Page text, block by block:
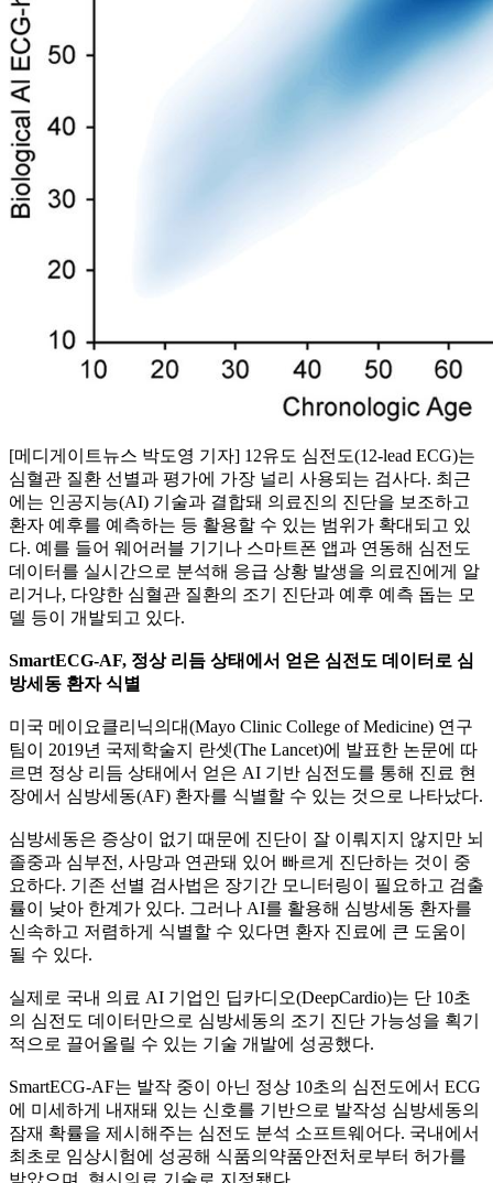
[메디게이트뉴스 박도영 기자] 12유도 심전도(12-lead ECG)는
심혈관 질환 선별과 평가에 가장 널리 사용되는 검사다. 최근
에는 인공지능(AI) 기술과 결합돼 의료진의 진단을 보조하고
환자 예후를 예측하는 등 활용할 수 있는 범위가 확대되고 있
다. 예를 들어 웨어러블 기기나 스마트폰 앱과 연동해 심전도
데이터를 실시간으로 분석해 응급 상황 발생을 의료진에게 알
리거나, 다양한 심혈관 질환의 조기 진단과 예후 예측 돕는 모
델 등이 개발되고 있다.
SmartECG-AF​, 정상 리듬 상태에서 얻은 심전도 데이터로 심
방세동 환자 식별
미국 메이요클리닉의대(Mayo Clinic College of Medicine) 연구
팀이 2019년 국제학술지 란셋(The Lancet)에 발표한 논문에 따
르면 정상 리듬 상태에서 얻은 AI 기반 심전도를 통해 진료 현
장에서 심방세동(AF) 환자를 식별할 수 있는 것으로 나타났다.
심방세동은 증상이 없기 때문에 진단이 잘 이뤄지지 않지만 뇌
졸중과 심부전, 사망과 연관돼 있어 빠르게 진단하는 것이 중
요하다. 기존 선별 검사법은 장기간 모니터링이 필요하고 검출
률이 낮아 한계가 있다. 그러나 AI를 활용해 심방세동 환자를
신속하고 저렴하게 식별할 수 있다면 환자 진료에 큰 도움이
될 수 있다.
실제로 국내 의료 AI 기업인 딥카디오(DeepCardio)는 단 10초
의 심전도 데이터만으로 심방세동의 조기 진단 가능성을 획기
적으로 끌어올릴 수 있는 기술 개발에 성공했다.
SmartECG-AF는 발작 중이 아닌 정상 10초의 심전도에서 ECG
에 미세하게 내재돼 있는 신호를 기반으로 발작성 심방세동의
잠재 확률을 제시해주는 심전도 분석 소프트웨어다. 국내에서
최초로 임상시험에 성공해 식품의약품안전처로부터 허가를